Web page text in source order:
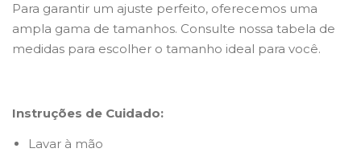
Para garantir um ajuste perfeito, oferecemos uma
ampla gama de tamanhos. Consulte nossa tabela de
medidas para escolher o tamanho ideal para você.
Instruções de Cuidado:
Lavar à mão